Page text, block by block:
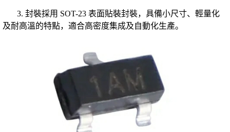
3. 封裝採用 SOT-23 表面貼裝封裝，具備小尺寸、輕量化
及耐高溫的特點，適合高密度集成及自動化生產。